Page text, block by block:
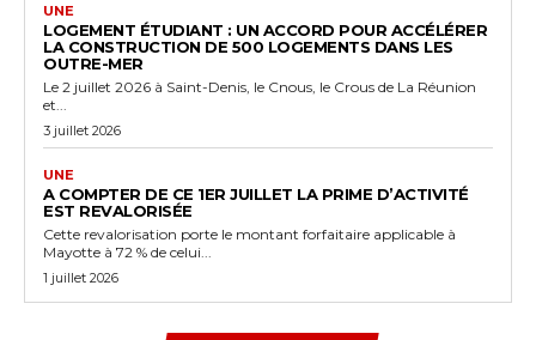
UNE
LOGEMENT ÉTUDIANT : UN ACCORD POUR ACCÉLÉRER
LA CONSTRUCTION DE 500 LOGEMENTS DANS LES
OUTRE-MER
Le 2 juillet 2026 à Saint-Denis, le Cnous, le Crous de La Réunion
et...
3 juillet 2026
UNE
A COMPTER DE CE 1ER JUILLET LA PRIME D’ACTIVITÉ
EST REVALORISÉE
Cette revalorisation porte le montant forfaitaire applicable à
Mayotte à 72 % de celui...
1 juillet 2026